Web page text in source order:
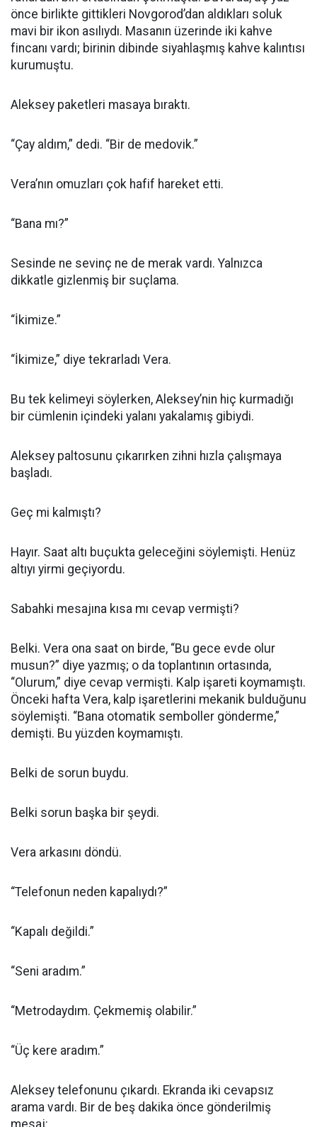
önce birlikte gittikleri Novgorod’dan aldıkları soluk
mavi bir ikon asılıydı. Masanın üzerinde iki kahve
fincanı vardı; birinin dibinde siyahlaşmış kahve kalıntısı
kurumuştu.
Aleksey paketleri masaya bıraktı.
“Çay aldım,” dedi. “Bir de medovik.”
Vera’nın omuzları çok hafif hareket etti.
“Bana mı?”
Sesinde ne sevinç ne de merak vardı. Yalnızca
dikkatle gizlenmiş bir suçlama.
“İkimize.”
“İkimize,” diye tekrarladı Vera.
Bu tek kelimeyi söylerken, Aleksey’nin hiç kurmadığı
bir cümlenin içindeki yalanı yakalamış gibiydi.
Aleksey paltosunu çıkarırken zihni hızla çalışmaya
başladı.
Geç mi kalmıştı?
Hayır. Saat altı buçukta geleceğini söylemişti. Henüz
altıyı yirmi geçiyordu.
Sabahki mesajına kısa mı cevap vermişti?
Belki. Vera ona saat on birde, “Bu gece evde olur
musun?” diye yazmış; o da toplantının ortasında,
“Olurum,” diye cevap vermişti. Kalp işareti koymamıştı.
Önceki hafta Vera, kalp işaretlerini mekanik bulduğunu
söylemişti. “Bana otomatik semboller gönderme,”
demişti. Bu yüzden koymamıştı.
Belki de sorun buydu.
Belki sorun başka bir şeydi.
Vera arkasını döndü.
“Telefonun neden kapalıydı?”
“Kapalı değildi.”
“Seni aradım.”
“Metrodaydım. Çekmemiş olabilir.”
“Üç kere aradım.”
Aleksey telefonunu çıkardı. Ekranda iki cevapsız
arama vardı. Bir de beş dakika önce gönderilmiş